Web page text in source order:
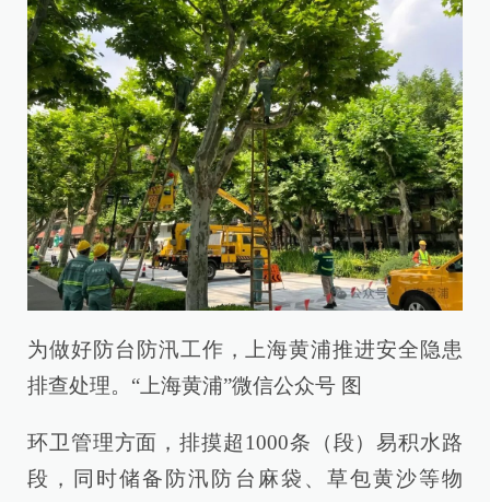
为做好防台防汛工作，上海黄浦推进安全隐患
排查处理。“上海黄浦”微信公众号 图
环卫管理方面，排摸超1000条（段）易积水路
段，同时储备防汛防台麻袋、草包黄沙等物